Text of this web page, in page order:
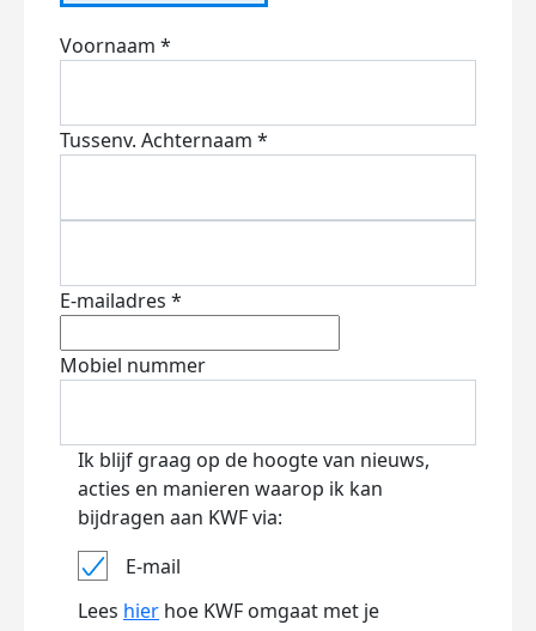
Voornaam *
Tussenv. Achternaam *
E-mailadres *
Mobiel nummer
Ik blijf graag op de hoogte van nieuws,
acties en manieren waarop ik kan
bijdragen aan KWF via:
E-mail
Lees hier hoe KWF omgaat met je